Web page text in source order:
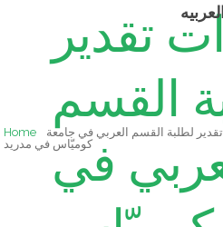
العربيه تقدير
القسم
في
Home
تقدير لطلبة القسم العربي في جامعة
كوميّاس في مدريد